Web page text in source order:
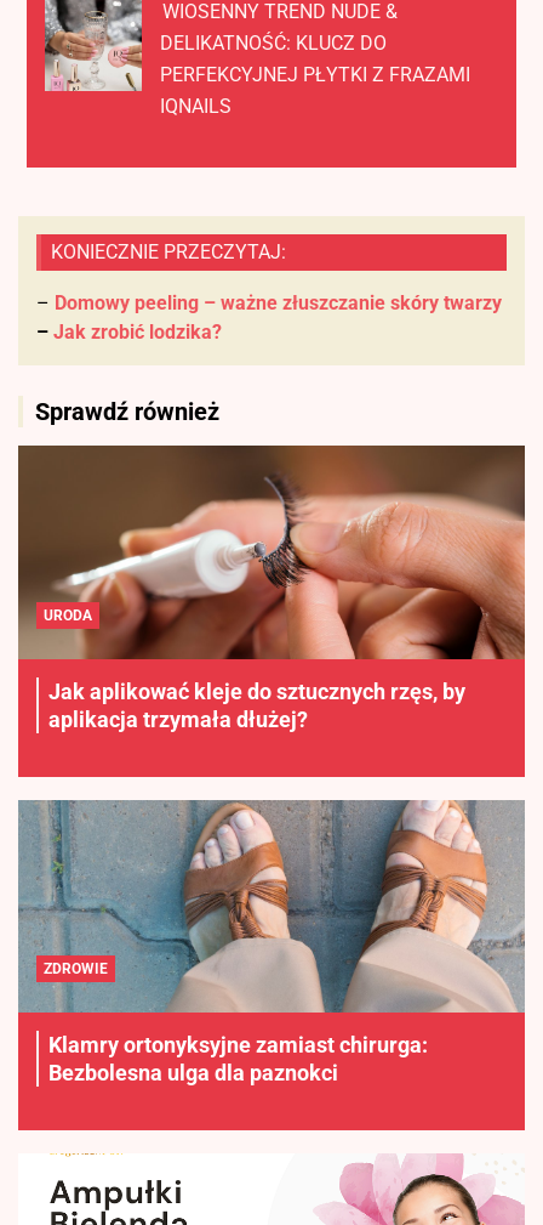
WIOSENNY TREND NUDE &
DELIKATNOŚĆ: KLUCZ DO
PERFEKCYJNEJ PŁYTKI Z FRAZAMI
IQNAILS
KONIECZNIE PRZECZYTAJ:
– Domowy peeling – ważne złuszczanie skóry twarzy
– Jak zrobić lodzika?
Sprawdź również
URODA
Jak aplikować kleje do sztucznych rzęs, by
aplikacja trzymała dłużej?
ZDROWIE
Klamry ortonyksyjne zamiast chirurga:
Bezbolesna ulga dla paznokci